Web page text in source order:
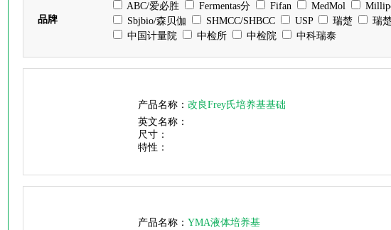
品牌
ABC/爱必胜 Fermentas分 Fifan MedMol
Sbjbio/森贝伽
SHMCC/SHBCC USP 瑞楚 瑞
中国计量院
中检所 中检院 中科瑞泰
产品名称： 改良Frey氏培养基基础
英文名称：
尺寸：
特性：
产品名称： YMA液体培养基